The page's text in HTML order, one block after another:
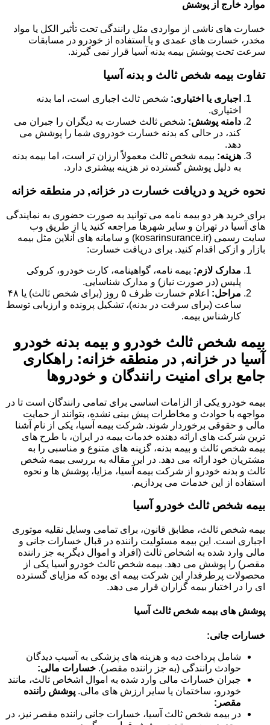
موارد خارج از پوشش
خسارت های ناشی از مواردی مثل رانندگی تحت تأثیر الکل یا مواد
مخدر، خسارت های عمدی و یا استفاده از خودرو در مسابقات
سرعت تحت پوشش بیمه بدنه آسیا قرار نمی گیرند.
تفاوت بیمه شخص ثالث و بدنه آسیا
اجباری یا اختیاری: شخص ثالث اجباری است، اما بدنه
اختیاری.
دامنه پوشش: شخص ثالث خسارت به دیگران را جبران می
کند، در حالی که بدنه خسارت خودروی شما را پوشش می
دهد.
هزینه: بیمه شخص ثالث معمولاً ارزان تر است، اما بیمه بدنه
به دلیل پوشش گسترده تر هزینه بیشتری دارد.
نحوه خرید و دریافت خسارت در خزانه, در منطقه خزانه
برای خرید هر دو بیمه نامه می توانید به صورت حضوری به نمایندگی
های آسیا در تهران و سایر شهرها مراجعه کنید یا از طریق وب
سایت رسمی (kosarinsurance.ir) و سامانه های آنلاین مثل بیمه
بازار و ازکی اقدام کنید. برای دریافت خسارت:
مدارک لازم: بیمه نامه، گواهینامه، کارت خودرو، کروکی
پلیس (در صورت نیاز) و مدارک شناسایی.
مراحل:
اعلام خسارت ظرف ۵ روز (برای شخص ثالث) یا ۴۸
ساعت (برای سرقت در بدنه)، تشکیل پرونده و ارزیابی توسط
کارشناس بیمه.
بیمه شخص ثالث خودرو و بیمه بدنه خودرو
آسیا در خزانه, در منطقه خزانه: راهکاری
جامع برای امنیت رانندگان و خودروها
بیمه خودرو یکی از الزامات اساسی برای تمامی رانندگان است تا در
مواجهه با حوادث و مخاطرات پیش بینی نشده، بتوانند از حمایت
مالی و حقوقی برخوردار شوند. شرکت بیمه آسیا، یکی از نام آشنا
ترین شرکت های ارائه دهنده خدمات بیمه در ایران، با طرح های
بیمه شخص ثالث و بیمه بدنه، گزینه های متنوع و مناسبی را به
مشتریان خود ارائه می دهد. در این مقاله به بررسی بیمه شخص
ثالث و بدنه خودرو از شرکت بیمه آسیا، مزایا، پوشش ها و نحوه
استفاده از این خدمات می پردازیم.
بیمه شخص ثالث خودرو آسیا
بیمه شخص ثالث، مطابق قانون، برای تمامی وسایل نقلیه موتوری
اجباری است. این بیمه مسئولیت راننده در قبال خسارات جانی و
مالی وارد شده به اشخاص ثالث (افراد و اموال دیگر به جز راننده
مقصر) را پوشش می دهد. بیمه شخص ثالث خودرو آسیا یکی از
محصولات پرطرفدار این شرکت بیمه ای بوده که مزایای گسترده
ای را در اختیار بیمه گزاران قرار می دهد.
پوشش های بیمه شخص ثالث آسیا
خسارات جانی:
شامل پرداخت دیه و هزینه های پزشکی به آسیب دیدگان
حوادث رانندگی (به جز راننده مقصر). خسارات مالی:
جبران خسارات مالی وارد شده به اموال اشخاص ثالث، مانند
خودرو، ساختمان یا سایر ارزش های مالی. پوشش راننده
مقصر:
در بیمه شخص ثالث آسیا، خسارات جانی راننده مقصر نیز، در